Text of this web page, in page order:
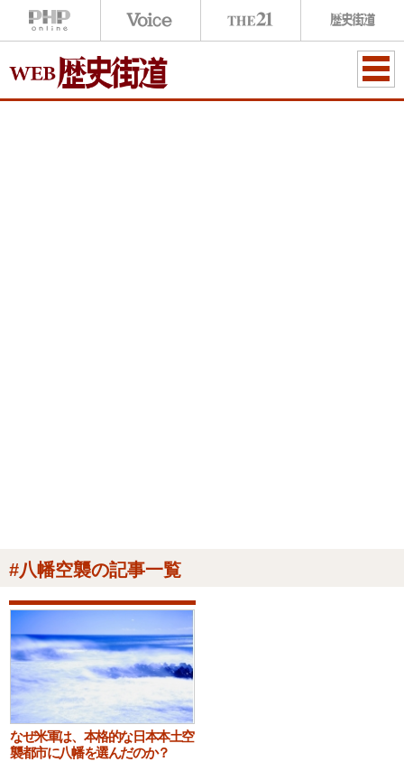
#八幡空襲の記事一覧
なぜ米軍は、本格的な日本本土空
襲都市に八幡を選んだのか？